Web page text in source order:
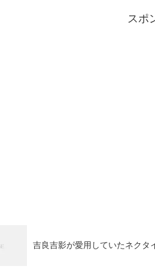
スポ
吉良吉影が愛用していたネクタ